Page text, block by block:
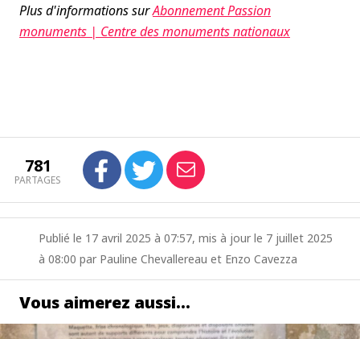
Plus d'informations surAbonnement Passion
monuments | Centre des monuments nationaux
781
PARTAGES
Publié le 17 avril 2025 à 07:57, mis à jour le 7 juillet 2025
à 08:00 par Pauline Chevallereau et Enzo Cavezza
Vous aimerez aussi…